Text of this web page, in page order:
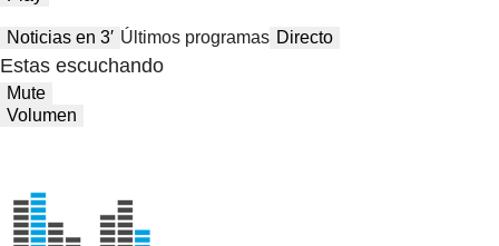
Noticias en 3′ Últimos programas Directo
Estas escuchando
Mute
Volumen